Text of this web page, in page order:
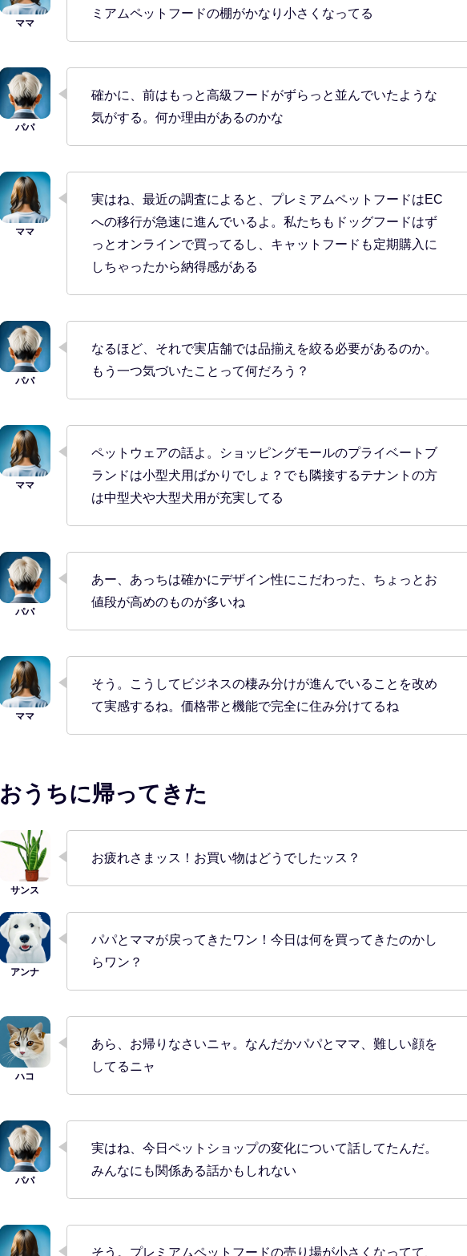
ミアムペットフードの棚がかなり小さくなってる
確かに、前はもっと高級フードがずらっと並んでいたような
気がする。何か理由があるのかな
実はね、最近の調査によると、プレミアムペットフードはEC
への移行が急速に進んでいるよ。私たちもドッグフードはず
っとオンラインで買ってるし、キャットフードも定期購入に
しちゃったから納得感がある
なるほど、それで実店舗では品揃えを絞る必要があるのか。
もう一つ気づいたことって何だろう？
ペットウェアの話よ。ショッピングモールのプライベートブ
ランドは小型犬用ばかりでしょ？でも隣接するテナントの方
は中型犬や大型犬用が充実してる
あー、あっちは確かにデザイン性にこだわった、ちょっとお
値段が高めのものが多いね
そう。こうしてビジネスの棲み分けが進んでいることを改め
て実感するね。価格帯と機能で完全に住み分けてるね
おうちに帰ってきた
お疲れさまッス！お買い物はどうでしたッス？
パパとママが戻ってきたワン！今日は何を買ってきたのかし
らワン？
あら、お帰りなさいニャ。なんだかパパとママ、難しい顔を
してるニャ
実はね、今日ペットショップの変化について話してたんだ。
みんなにも関係ある話かもしれない
そう。プレミアムペットフードの売り場が小さくなってて、